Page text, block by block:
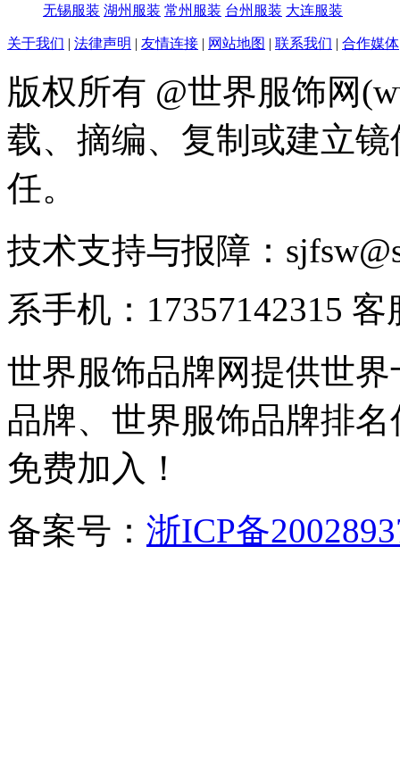
无锡服装 湖州服装 常州服装 台州服装 大连服装
关于我们 | 法律声明 | 友情连接 | 网站地图 | 联系我们 | 合作媒体
版权所有 @世界服饰网
载、摘编、复制或建立
任。
技术支持与报障：
系手机：17357142315 客
世界服饰品牌网提供世
品牌、世界服饰品牌排
免费加入！
备案号： 浙ICP备